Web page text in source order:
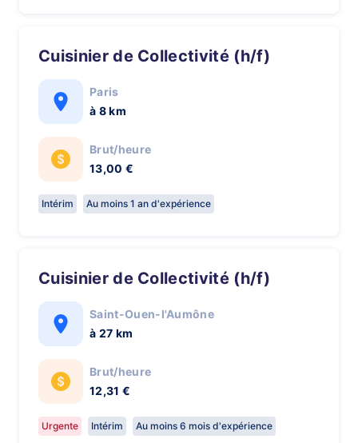
Cuisinier de Collectivité (h/f)
Paris
à 8 km
Brut/heure
13,00 €
Intérim Au moins 1 an d'expérience
Cuisinier de Collectivité (h/f)
Saint-Ouen-l'Aumône
à 27 km
Brut/heure
12,31 €
Urgente Intérim Au moins 6 mois d'expérience